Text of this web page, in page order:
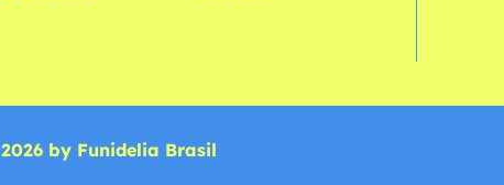
by Funidelia Brasil